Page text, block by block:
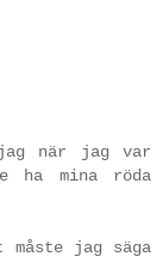
när jag var
ha mina röda
jag säga